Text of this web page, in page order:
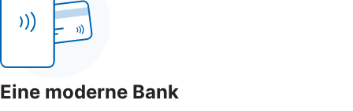
Eine moderne Bank